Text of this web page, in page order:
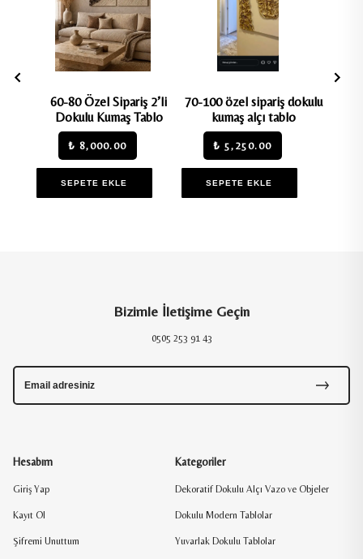
60-80 Özel Sipariş 2’li
Dokulu Kumaş Tablo
₺ 8,000.00
SEPETE EKLE
70-100 özel sipariş dokulu
kumaş alçı tablo
₺ 5,250.00
SEPETE EKLE
Hesabım
Giriş Yap
Kayıt Ol
Şifremi Unuttum
Kategoriler
Dekoratif Dokulu Alçı Vazo ve Objeler
Dokulu Modern Tablolar
Yuvarlak Dokulu Tablolar
Bizimle İletişime Geçin
0505 253 91 43